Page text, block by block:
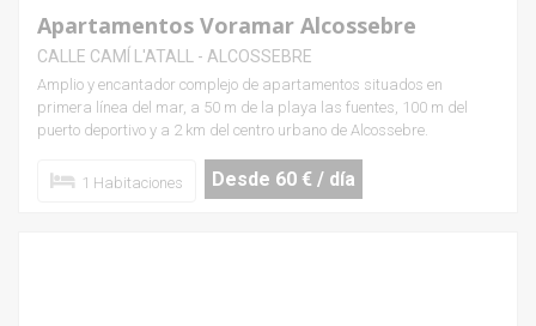
Apartamentos Voramar Alcossebre
CALLE CAMÍ L'ATALL - ALCOSSEBRE
Amplio y encantador complejo de apartamentos situados en
primera línea del mar, a 50 m de la playa las fuentes, 100 m del
puerto deportivo y a 2 km del centro urbano de Alcossebre.
1 Habitaciones Desde 60 € / día